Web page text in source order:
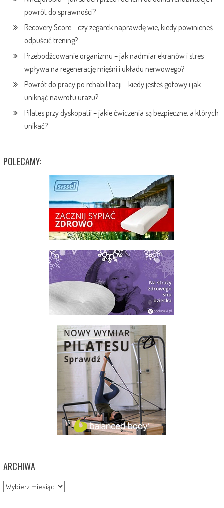
powrót do sprawności?
Recovery Score – czy zegarek naprawdę wie, kiedy powinieneś
odpuścić trening?
Przebodźcowanie organizmu – jak nadmiar ekranów i stres
wpływa na regenerację mięśni i układu nerwowego?
Powrót do pracy po rehabilitacji – kiedy jesteś gotowy i jak
uniknąć nawrotu urazu?
Pilates przy dyskopatii – jakie ćwiczenia są bezpieczne, a których
unikać?
POLECAMY:
ARCHIWA
Archiwa